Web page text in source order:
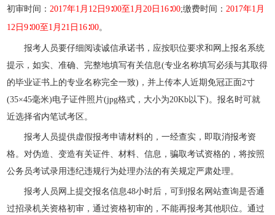
初审时间：2017年1月12日9∶00至1月20日16∶00;缴费时间：2017年1月
12日9∶00至1月21日16∶00。
报考人员要仔细阅读诚信承诺书，应按职位要求和网上报名系统
提示，如实、准确、完整地填写有关信息(专业名称填写必须与其取得
的毕业证书上的专业名称完全一致)，并上传本人近期免冠正面2寸
(35×45毫米)电子证件照片(jpg格式，大小为20Kb以下)。报名时可就
近选择省内笔试考区。
报考人员提供虚假报考申请材料的，一经查实，即取消报考资
格。对伪造、变造有关证件、材料、信息，骗取考试资格的，将按照
公务员考试录用违纪违规行为处理办法的有关规定严肃处理。
报考人员网上提交报名信息48小时后，可到报名网站查询是否通
过招录机关资格初审，通过资格初审的，不能再报考其他职位。通过